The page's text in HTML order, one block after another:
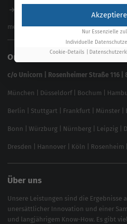
Keyword Datenbank
Die besten Keywords finden
Linkbuilding 2025
Local SEO
SEO für Online Shops
Brand Monitoring 2025
mehr anzeigen
Online Solutions Group GmbH
c/o Unicorn | Rosenheimer Straße 116 |
München Düsseldorf| Bochum
Berlin Stuttgart Frankfurt Münster
Bonn Würzburg Nürnberg Leipzig
Dresden Hannover Köln Rosenheim
Über uns
Unsere Leistungen sind die Ergebnisse
unersättlicher Innovation und einer
und langjährigem Know-How. Es gibt
Nur Essenzielle
Individuelle
Cookie-Details